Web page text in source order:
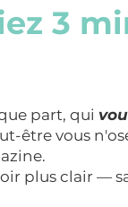
3
part, qui
être vous
plus clair —